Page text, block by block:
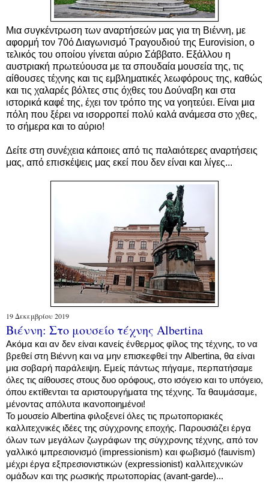
Μια συγκέντρωση των αναρτήσεών μας για τη Βιέννη, με
αφορμή τον 70ό Διαγωνισμό Τραγουδιού της Eurovision, ο
τελικός του οποίου γίνεται αύριο Σάββατο. Εξάλλου η
αυστριακή πρωτεύουσα με τα σπουδαία μουσεία της, τις
αίθουσες τέχνης και τις εμβληματικές λεωφόρους της, καθώς
και τις χαλαρές βόλτες στις όχθες του Δούναβη και στα
ιστορικά καφέ της, έχει τον τρόπο της να γοητεύει. Είναι μια
πόλη που ξέρει να ισορροπεί πολύ καλά ανάμεσα στο χθες,
το σήμερα και το αύριο!
Δείτε στη συνέχεια κάποιες από τις παλαιότερες αναρτήσεις
μας, από επισκέψεις μας εκεί που δεν είναι και λίγες...
19 Δεκεμβρίου 2019
Βιέννη: Στο μουσείο τέχνης Albertina
Ακόμα και αν δεν είναι κανείς ένθερμος φίλος της τέχνης, το να
βρεθεί στη Βιέννη και να μην επισκεφθεί την Albertina, θα είναι
μια σοβαρή παράλειψη. Εμείς πάντως πήγαμε, περπατήσαμε
όλες τις αίθουσες στους δυο ορόφους, στο ισόγειο και το υπόγειο,
όπου εκτίθενται τα αριστουργήματα της τέχνης. Τα θαυμάσαμε,
μένοντας απόλυτα ικανοποιημένοι!
Το μουσείο Albertina φιλοξενεί όλες τις πρωτοποριακές
καλλιτεχνικές ιδέες της σύγχρονης εποχής. Παρουσιάζει έργα
όλων των μεγάλων ζωγράφων της σύγχρονης τέχνης, από τον
γαλλικό ιμπρεσιονισμό (impressionism) και φωβισμό (fauvism)
μέχρι έργα εξπρεσιονιστικών (expressionist) καλλιτεχνικών
ομάδων και της ρωσικής πρωτοπορίας (avant-garde)...